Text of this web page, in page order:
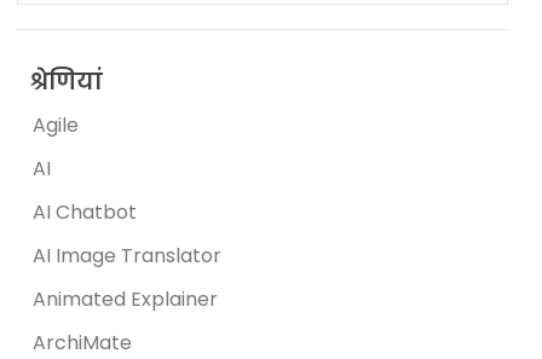
श्रेणियां
Agile
AI
AI Chatbot
AI Image Translator
Animated Explainer
ArchiMate